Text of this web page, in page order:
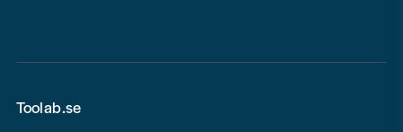
Toolab.se